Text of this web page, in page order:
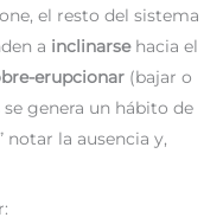
el resto del sistema
a inclinarsehacia el
erupcionar (bajar o
genera un hábito de
notar la ausencia y,